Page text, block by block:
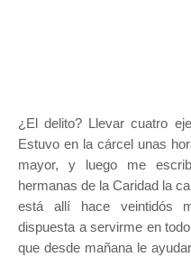
¿El delito? Llevar cuatro
Estuvo en la cárcel unas
mayor, y luego me
hermanas de la Caridad la
está allí hace veintidós
dispuesta a servirme en
que desde mañana le